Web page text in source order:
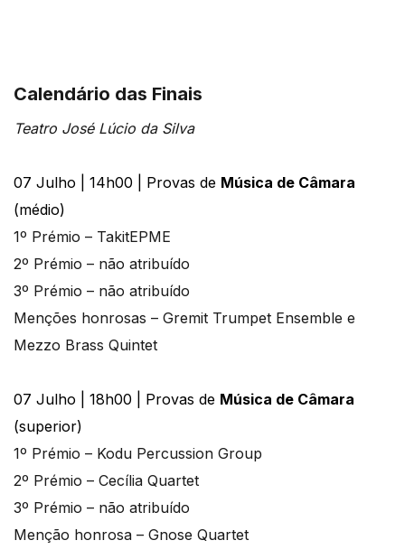
Calendário das Finais
Teatro José Lúcio da Silva
07 Julho | 14h00 | Provas de Música de Câmara
(médio)
1º Prémio – TakitEPME
2º Prémio – não atribuído
3º Prémio – não atribuído
Menções honrosas – Gremit Trumpet Ensemble e
Mezzo Brass Quintet
07 Julho | 18h00 | Provas de Música de Câmara
(superior)
1º Prémio – Kodu Percussion Group
2º Prémio – Cecília Quartet
3º Prémio – não atribuído
Menção honrosa – Gnose Quartet